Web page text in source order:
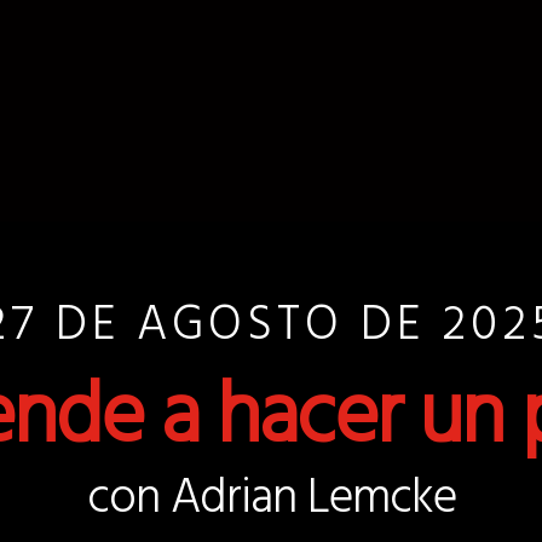
DE AGOSTO DE
a hacer
con Adrian Lemcke